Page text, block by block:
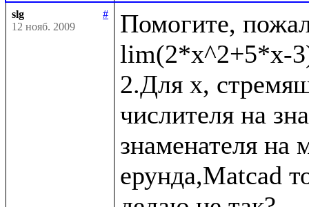
slg
#
12 нояб. 2009
Помогите,
lim(2*x^2+5*x-
2.Для x,
числителя на
знаменателя на
ерунда,Matcad